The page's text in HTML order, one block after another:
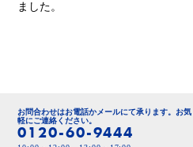
ました。
お問合わせはお電話かメールにて承ります。 お気
軽にご連絡ください。
0120-60-9444